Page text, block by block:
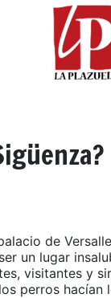
de
un lugar
visitantes y
perros hacían